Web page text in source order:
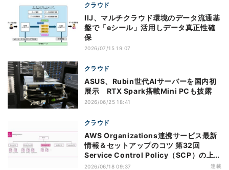
クラウド
IIJ、マルチクラウド環境のデータ流通基
盤で「eシール」活用しデータ真正性確
保
2026/07/15 19:07
クラウド
ASUS、Rubin世代AIサーバーを国内初
展示 RTX Spark搭載Mini PCも披露
2026/06/25 18:41
クラウド
AWS Organizations連携サービス最新
情報＆セットアップのコツ 第32回
Service Control Policy（SCP）の上限
緩和のアップデートがもたらすメリット
2026/06/18 09:37 連載